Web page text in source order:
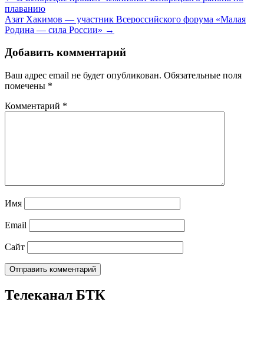
плаванию
Азат Хакимов — участник Всероссийского форума «Малая
Родина — сила России» →
Добавить комментарий
Ваш адрес email не будет опубликован. Обязательные поля
помечены *
Комментарий *
Имя
Email
Сайт
Телеканал БТК